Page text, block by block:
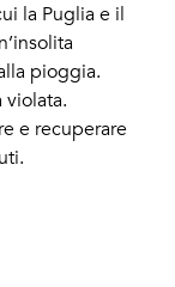
la Puglia e il
pioggia.
violata.
e recuperare